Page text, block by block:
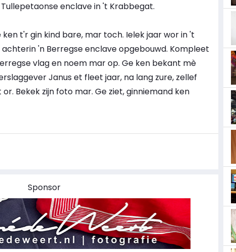
enclave in 't Krabbegat.
t'r gin kind bare, mar toch. Ielek jaar wor in 't
'n Berregse enclave opgebouwd. Kompleet
vlag en noem mar op. Ge ken bekant mè
Janus et fleet jaar, na lang zure, zellef
Bekek zijn foto mar. Ge ziet, ginniemand ken
Sponsor